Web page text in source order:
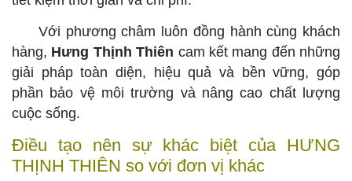
Với phương châm luôn đồng hành cùng khách
hàng, Hưng Thịnh Thiên cam kết mang đến những
giải pháp toàn diện, hiệu quả và bền vững, góp
phần bảo vệ môi trường và nâng cao chất lượng
cuộc sống.
Điều tạo nên sự khác biệt của HƯNG
THỊNH THIÊN so với đơn vị khác